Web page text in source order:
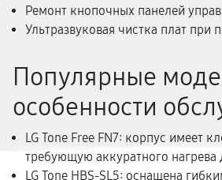
Ремонт кнопочных панелей
Ультразвуковая чистка плат при
Популярные
особенности
LG Tone Free FN7: корпус имеет
требующую аккуратного нагрева
LG Tone HBS-SL5: оснащена